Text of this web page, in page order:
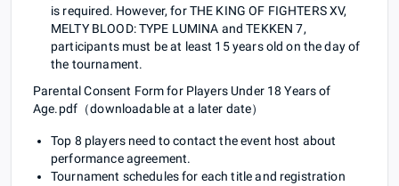
is required. However, for THE KING OF FIGHTERS XV,
MELTY BLOOD: TYPE LUMINA and TEKKEN 7,
participants must be at least 15 years old on the day of
the tournament.
Parental Consent Form for Players Under 18 Years of
Age.pdf（downloadable at a later date）
Top 8 players need to contact the event host about
performance agreement.
Tournament schedules for each title and registration